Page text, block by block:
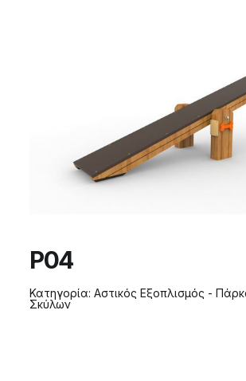
P04
Κατηγορία:Αστικός Εξοπλισμός -
Σκύλων